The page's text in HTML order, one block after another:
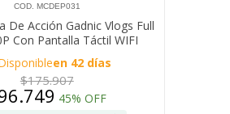
COD. MCDEP031
De Acción Gadnic Vlogs Full
Con Pantalla Táctil WIFI
en 42 días
$175.907
45% OFF